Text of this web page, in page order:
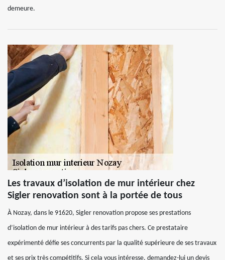
demeure.
Les travaux d’isolation de mur intérieur chez
Sigler renovation sont à la portée de tous
À Nozay, dans le 91620, Sigler renovation propose ses prestations
d’isolation de mur intérieur à des tarifs pas chers. Ce prestataire
expérimenté défie ses concurrents par la qualité supérieure de ses travaux
et ses prix très compétitifs. Si cela vous intéresse, demandez-lui un devis